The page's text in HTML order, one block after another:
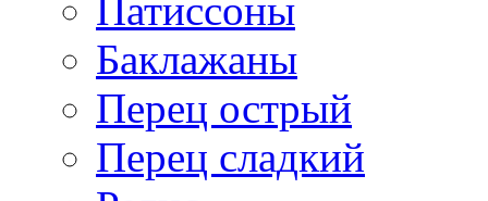
Патиссоны
Баклажаны
Перец острый
Перец сладкий